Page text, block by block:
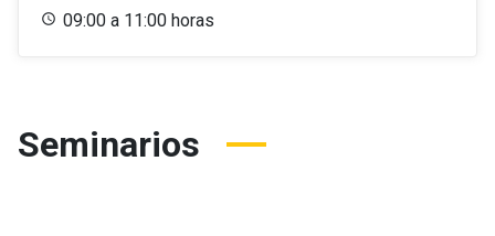
09:00 a 11:00 horas
Seminarios